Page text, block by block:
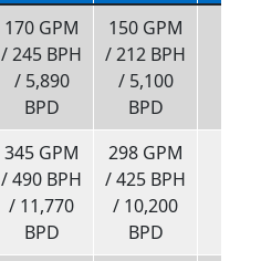
170 GPM
/ 245 BPH
/ 5,890
BPD
150 GPM
/ 212 BPH
/ 5,100
BPD
345 GPM
/ 490 BPH
/ 11,770
BPD
298 GPM
/ 425 BPH
/ 10,200
BPD